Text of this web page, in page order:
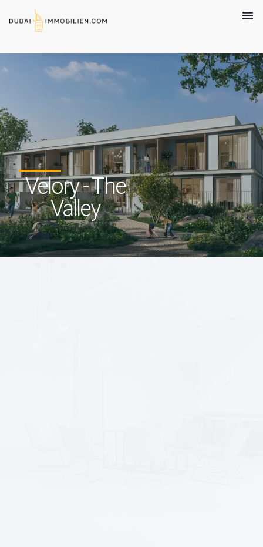
Velory - The
Valley